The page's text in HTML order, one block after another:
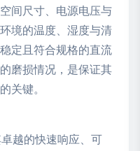
间尺寸、电源电压与
境的温度、湿度与清
定且符合规格的直流
磨损情况，是保证其
关键。
越的快速响应、可